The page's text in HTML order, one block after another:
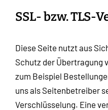
SSL- bzw. TLS-
Diese Seite nutzt aus
Schutz der Übertragung
zum Beispiel
uns als Seitenbetreiber
Verschlüsselung. Eine